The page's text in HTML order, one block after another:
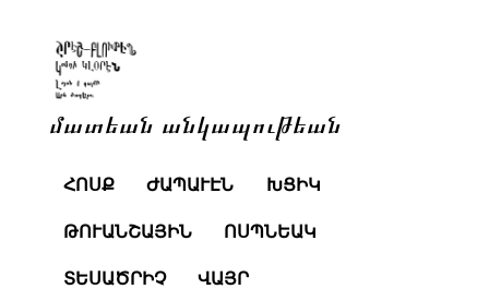
մատեան անկապութեան
ՀՈՍՔ ԺԱՊԱՒԷՆ ԽՑԻԿ
ԹՈՒԱՆՇԱՅԻՆ ՈՍՊՆԵԱԿ
ՏԵՍԱԾՐԻՉ ՎԱՅՐ